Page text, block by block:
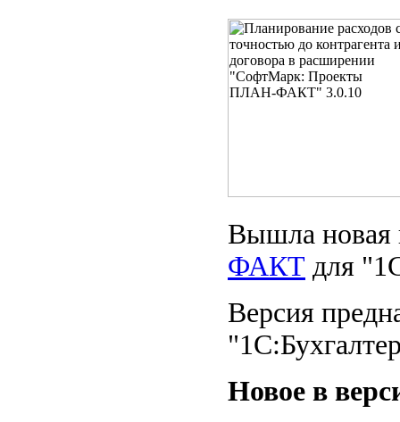
Вышла новая
ФАКТ для
Версия
Новое в